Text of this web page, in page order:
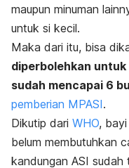
maupun minuman
untuk si kecil.
Maka dari itu, bisa
diperbolehkan
sudah mencapai 6
pemberian MPASI.
Dikutip dari WHO,
belum membutuhkan
kandungan ASI